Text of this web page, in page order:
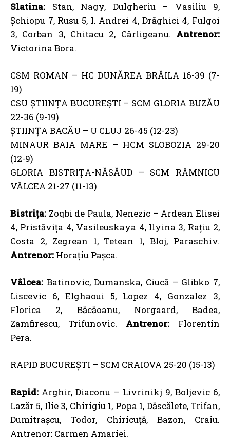
Slatina: Stan, Nagy, Dulgheriu – Vasiliu 9,
Șchiopu 7, Rusu 5, I. Andrei 4, Drăghici 4, Fulgoi
3, Corban 3, Chitacu 2, Cârligeanu. Antrenor:
Victorina Bora.
CSM ROMAN – HC DUNĂREA BRĂILA 16-39 (7-
19)
CSU ȘTIINȚA BUCUREȘTI – SCM GLORIA BUZĂU
22-36 (9-19)
ȘTIINȚA BACĂU – U CLUJ 26-45 (12-23)
MINAUR BAIA MARE – HCM SLOBOZIA 29-20
(12-9)
GLORIA BISTRIȚA-NĂSĂUD – SCM RÂMNICU
VÂLCEA 21-27 (11-13)
Bistrița: Zoqbi de Paula, Nenezic – Ardean Elisei
4, Pristăvița 4, Vasileuskaya 4, Ilyina 3, Rațiu 2,
Costa 2, Zegrean 1, Tetean 1, Bloj, Paraschiv.
Antrenor: Horațiu Pașca.
Vâlcea: Batinovic, Dumanska, Ciucă – Glibko 7,
Liscevic 6, Elghaoui 5, Lopez 4, Gonzalez 3,
Florica 2, Băcăoanu, Norgaard, Badea,
Zamfirescu, Trifunovic. Antrenor: Florentin
Pera.
RAPID BUCUREȘTI – SCM CRAIOVA 25-20 (15-13)
Rapid: Arghir, Diaconu – Livrinikj 9, Boljevic 6,
Lazăr 5, Ilie 3, Chirigiu 1, Popa 1, Dăscălete, Trifan,
Dumitrașcu, Todor, Chiricuță, Bazon, Craiu.
Antrenor: Carmen Amariei.